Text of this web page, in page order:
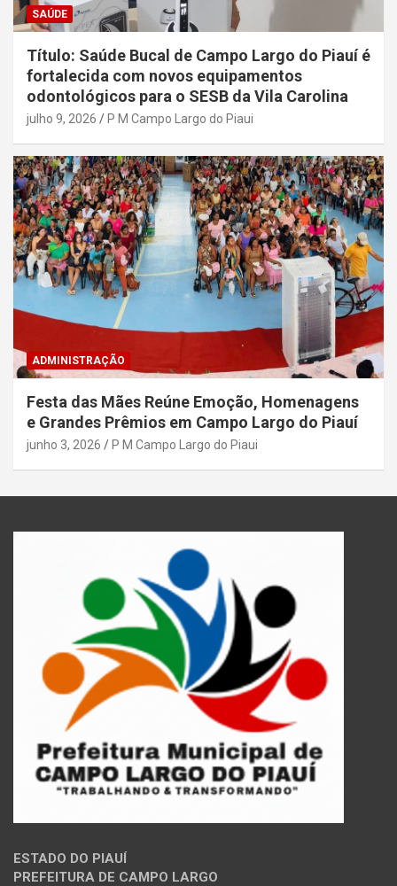
SAÚDE
Título: Saúde Bucal de Campo Largo do Piauí é
fortalecida com novos equipamentos
odontológicos para o SESB da Vila Carolina
julho 9, 2026 P M Campo Largo do Piaui
ADMINISTRAÇÃO
Festa das Mães Reúne Emoção, Homenagens
e Grandes Prêmios em Campo Largo do Piauí
junho 3, 2026 P M Campo Largo do Piaui
ESTADO DO PIAUÍ
PREFEITURA DE CAMPO LARGO